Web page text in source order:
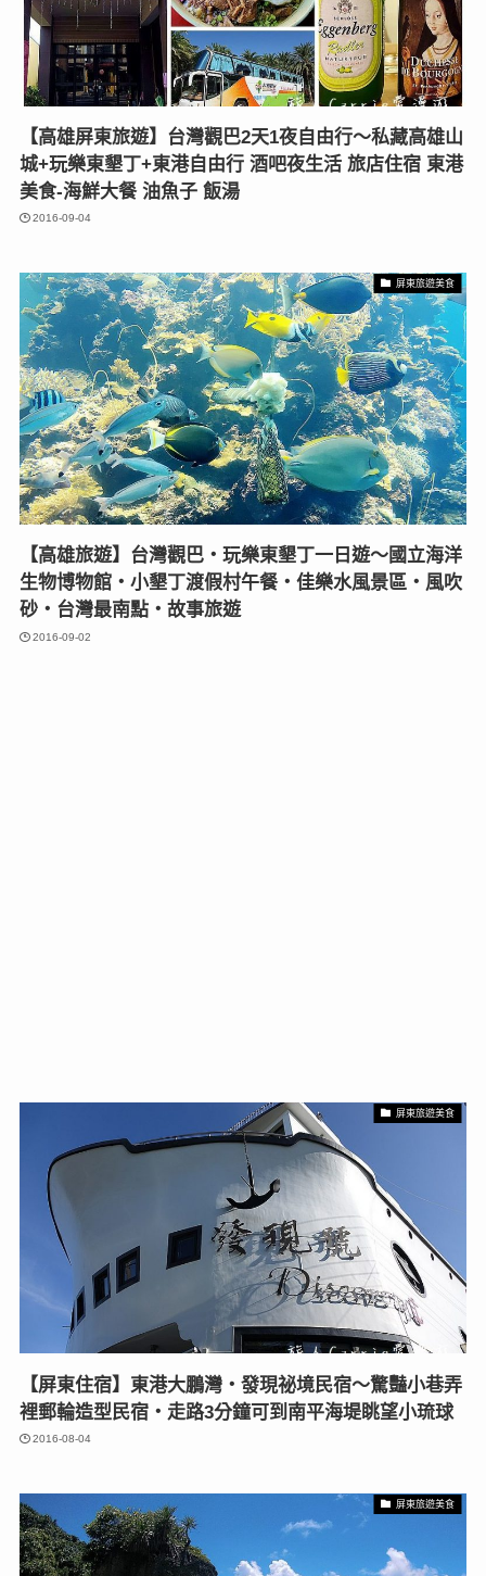
【高雄屏東旅遊】台灣觀巴2天1夜自由行〜私藏高雄山
城+玩樂東墾丁+東港自由行 酒吧夜生活 旅店住宿 東港
美食-海鮮大餐 油魚子 飯湯
2016-09-04
屏東旅遊美食
【高雄旅遊】台灣觀巴‧玩樂東墾丁一日遊～國立海洋
生物博物館‧小墾丁渡假村午餐‧佳樂水風景區‧風吹
砂‧台灣最南點‧故事旅遊
2016-09-02
屏東旅遊美食
【屏東住宿】東港大鵬灣‧發現祕境民宿～驚豔小巷弄
裡郵輪造型民宿‧走路3分鐘可到南平海堤眺望小琉球
2016-08-04
屏東旅遊美食